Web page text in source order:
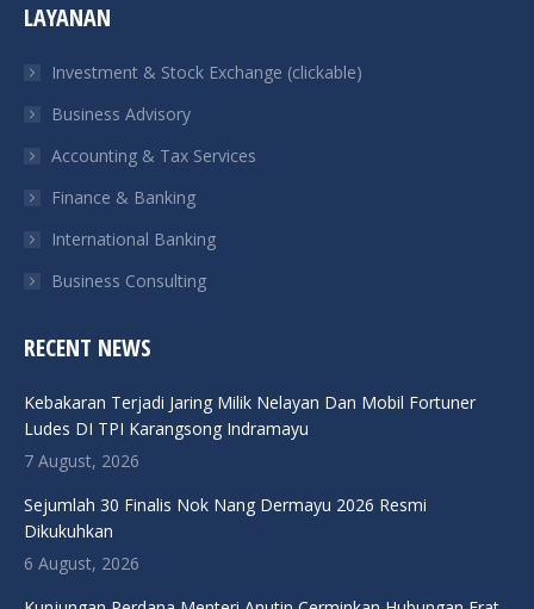
opens
new
window
opens
new
window
new
window
new
window
LAYANAN
Investment & Stock Exchange (clickable)
Business Advisory
Accounting & Tax Services
Finance & Banking
International Banking
Business Consulting
RECENT NEWS
Kebakaran Terjadi Jaring Milik Nelayan Dan Mobil Fortuner
Ludes DI TPI Karangsong Indramayu
7 August, 2026
Sejumlah 30 Finalis Nok Nang Dermayu 2026 Resmi
Dikukuhkan
6 August, 2026